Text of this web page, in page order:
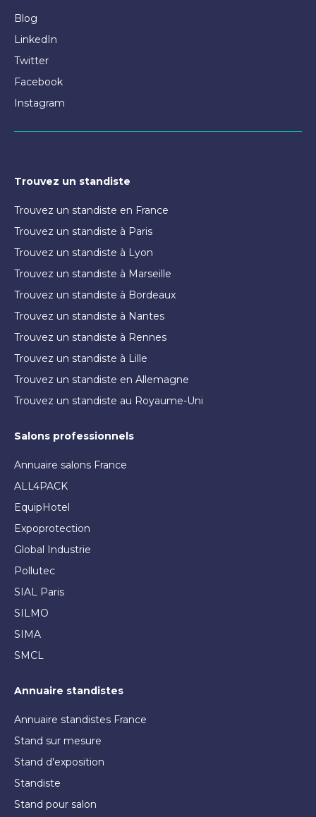
Blog
LinkedIn
Twitter
Facebook
Instagram
Trouvez un standiste
Trouvez un standiste en France
Trouvez un standiste à Paris
Trouvez un standiste à Lyon
Trouvez un standiste à Marseille
Trouvez un standiste à Bordeaux
Trouvez un standiste à Nantes
Trouvez un standiste à Rennes
Trouvez un standiste à Lille
Trouvez un standiste en Allemagne
Trouvez un standiste au Royaume-Uni
Salons professionnels
Annuaire salons France
ALL4PACK
EquipHotel
Expoprotection
Global Industrie
Pollutec
SIAL Paris
SILMO
SIMA
SMCL
Annuaire standistes
Annuaire standistes France
Stand sur mesure
Stand d'exposition
Standiste
Stand pour salon